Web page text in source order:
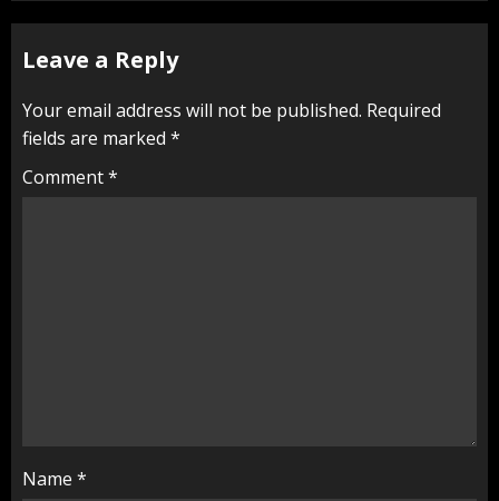
Leave a Reply
Your email address will not be published. Required
fields are marked *
Comment*
Name *